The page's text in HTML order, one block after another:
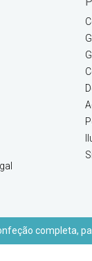
completa,